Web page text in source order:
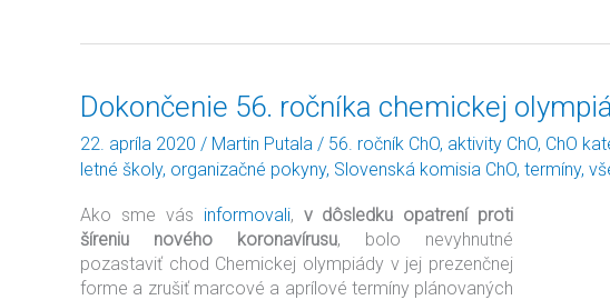
Dokončenie 56. ročníka chemickej
22. apríla 2020 / Martin Putala / 56. ročník ChO, aktivity ChO, ChO
letné školy, organizačné pokyny, Slovenská komisia ChO, termíny,
Ako sme vás informovali, v dôsledku opatrení proti
šíreniu nového koronavírusu, bolo nevyhnutné
pozastaviť chod Chemickej olympiády v jej prezenčnej
forme a zrušiť marcové a aprílové termíny plánovaných
Dokončenie
56.
ročníka
chemickej
dištančnou
formou